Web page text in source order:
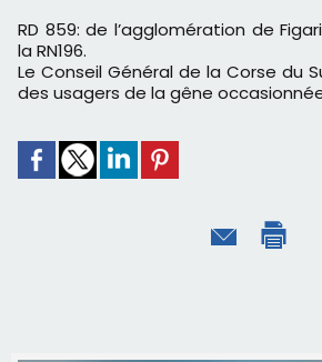
RD 859: de l’agglomération de
la RN196.
Le Conseil Général de la Corse du
des usagers de la gêne